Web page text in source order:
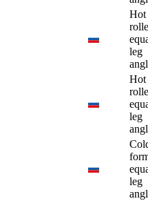
Hot
leg
Hot
leg
leg